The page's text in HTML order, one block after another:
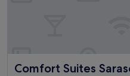
Comfort Suites
Comfort Suites Sarasota -